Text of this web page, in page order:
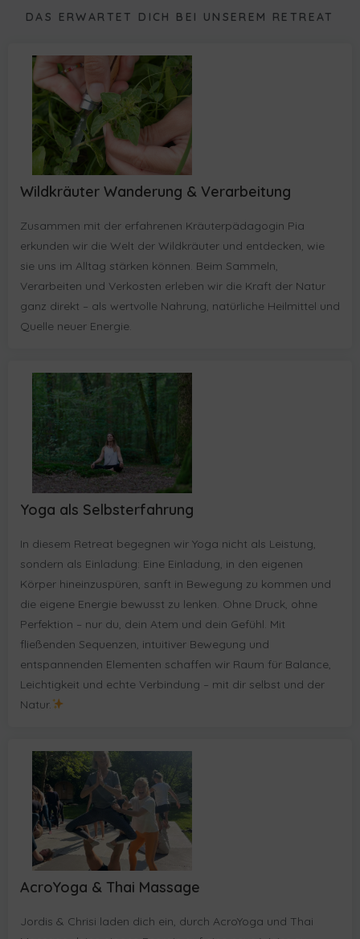
DAS ERWARTET DICH BEI UNSEREM RETREAT
Wildkräuter Wanderung & Verarbeitung
Zusammen mit der erfahrenen Kräuterpädagogin Pia
erkunden wir die Welt der Wildkräuter und entdecken, wie
sie uns im Alltag stärken können. Beim Sammeln,
Verarbeiten und Verkosten erleben wir die Kraft der Natur
ganz direkt – als wertvolle Nahrung, natürliche Heilmittel und
Quelle neuer Energie.
Yoga als Selbsterfahrung
In diesem Retreat begegnen wir Yoga nicht als Leistung,
sondern als Einladung: Eine Einladung, in den eigenen
Körper hineinzuspüren, sanft in Bewegung zu kommen und
die eigene Energie bewusst zu lenken. Ohne Druck, ohne
Perfektion – nur du, dein Atem und dein Gefühl. Mit
fließenden Sequenzen, intuitiver Bewegung und
entspannenden Elementen schaffen wir Raum für Balance,
Leichtigkeit und echte Verbindung – mit dir selbst und der
Natur.
AcroYoga & Thai Massage
Jordis & Chrisi laden dich ein, durch AcroYoga und Thai